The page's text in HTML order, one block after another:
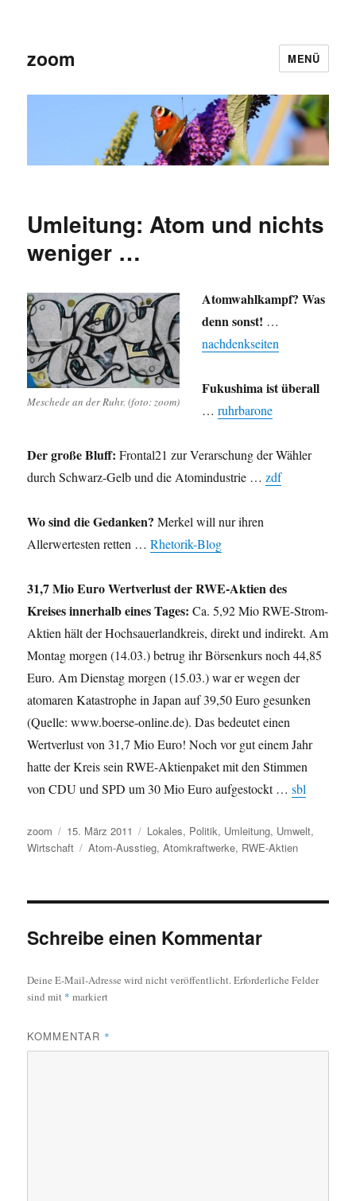
zoom MENÜ
Umleitung: Atom und nichts
weniger …
Meschede an der Ruhr. (foto: zoom)
Atomwahlkampf? Was
denn sonst! …
nachdenkseiten
Fukushima ist überall
…ruhrbarone
Der große Bluff: Frontal21 zur Verarschung der Wähler
durch Schwarz-Gelb und die Atomindustrie …zdf
Wo sind die Gedanken? Merkel will nur ihren
Allerwertesten retten …Rhetorik-Blog
31,7 Mio Euro Wertverlust der RWE-Aktien des
Kreises innerhalb eines Tages: Ca. 5,92 Mio RWE-Strom-
Aktien hält der Hochsauerlandkreis, direkt und indirekt. Am
Montag morgen (14.03.) betrug ihr Börsenkurs noch 44,85
Euro. Am Dienstag morgen (15.03.) war er wegen der
atomaren Katastrophe in Japan auf 39,50 Euro gesunken
(Quelle: www.boerse-online.de). Das bedeutet einen
Wertverlust von 31,7 Mio Euro! Noch vor gut einem Jahr
hatte der Kreis sein RWE-Aktienpaket mit den Stimmen
von CDU und SPD um 30 Mio Euro aufgestockt …sbl
Autor
zoom
Veröffentlicht
am
15. März 2011 Kategorien
Lokales, Politik, Umleitung, Umwelt,
Wirtschaft
Schlagwörter
Atom-Ausstieg,Atomkraftwerke, RWE-Aktien
Schreibe einen Kommentar
Deine E-Mail-Adresse wird nicht veröffentlicht.Erforderliche Felder
sind mit * markiert
KOMMENTAR *